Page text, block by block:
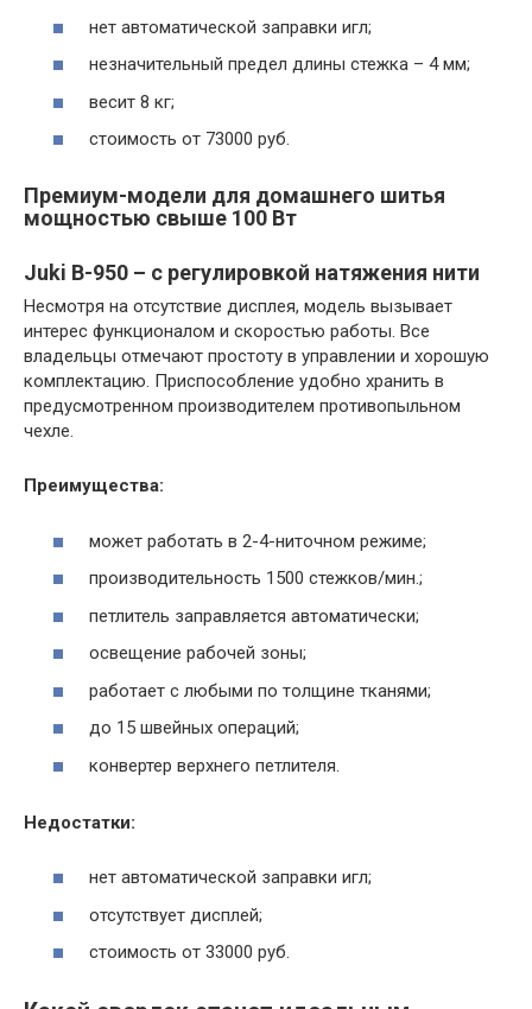
нет автоматической заправки игл;
незначительный предел длины стежка – 4 мм;
весит 8 кг;
стоимость от 73000 руб.
Премиум-модели для домашнего шитья
мощностью свыше 100 Вт
Juki B-950 – с регулировкой натяжения нити
Несмотря на отсутствие дисплея, модель вызывает
интерес функционалом и скоростью работы. Все
владельцы отмечают простоту в управлении и хорошую
комплектацию. Приспособление удобно хранить в
предусмотренном производителем противопыльном
чехле.
Преимущества:
может работать в 2-4-ниточном режиме;
производительность 1500 стежков/мин.;
петлитель заправляется автоматически;
освещение рабочей зоны;
работает с любыми по толщине тканями;
до 15 швейных операций;
конвертер верхнего петлителя.
Недостатки:
нет автоматической заправки игл;
отсутствует дисплей;
стоимость от 33000 руб.